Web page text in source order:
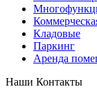
Кладовые
Паркинг
Аренда
Наши Контакты